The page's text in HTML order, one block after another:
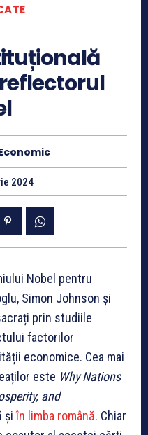
2024
Nobel pentru
Simon Johnson și
prin studiile
factorilor
economice. Cea mai
este Why Nations
and
șiîn limba română. Chiar